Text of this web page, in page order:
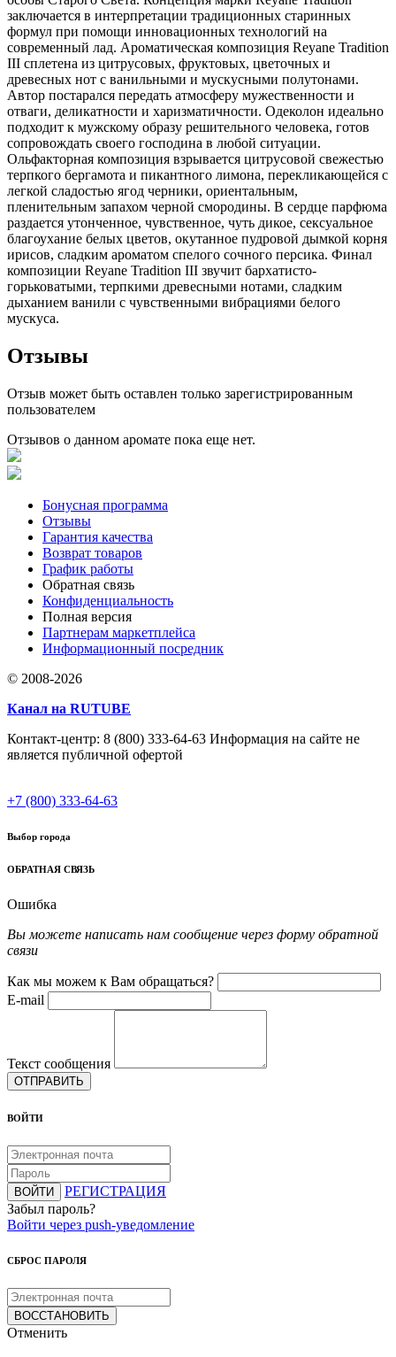
заключается в интерпретации традиционных старинных
формул при помощи инновационных технологий на
современный лад. Ароматическая композиция Reyane Tradition
III сплетена из цитрусовых, фруктовых, цветочных и
древесных нот с ванильными и мускусными полутонами.
Автор постарался передать атмосферу мужественности и
отваги, деликатности и харизматичности. Одеколон идеально
подходит к мужскому образу решительного человека, готов
сопровождать своего господина в любой ситуации.
Ольфакторная композиция взрывается цитрусовой свежестью
терпкого бергамота и пикантного лимона, перекликающейся с
легкой сладостью ягод черники, ориентальным,
пленительным запахом черной смородины. В сердце парфюма
раздается утонченное, чувственное, чуть дикое, сексуальное
благоухание белых цветов, окутанное пудровой дымкой корня
ирисов, сладким ароматом спелого сочного персика. Финал
композиции Reyane Tradition III звучит бархатисто-
горьковатыми, терпкими древесными нотами, сладким
дыханием ванили с чувственными вибрациями белого
мускуса.
Отзывы
Отзыв может быть оставлен только зарегистрированным
пользователем
Отзывов о данном аромате пока еще нет.
Бонусная программа
Отзывы
Гарантия качества
Возврат товаров
График работы
Обратная связь
Конфиденциальность
Полная версия
Партнерам маркетплейса
Информационный посредник
© 2008-2026
Канал на RUTUBE
Контакт-центр: 8 (800) 333-64-63 Информация на сайте не
является публичной офертой
+7 (800) 333-64-63
Выбор города
ОБРАТНАЯ СВЯЗЬ
Ошибка
Вы можете написать нам сообщение через форму обратной
связи
Как мы можем к Вам обращаться?
E-mail
Текст сообщения
ОТПРАВИТЬ
ВОЙТИ
ВОЙТИ
РЕГИСТРАЦИЯ
Забыл пароль?
Войти через push-уведомление
СБРОС ПАРОЛЯ
ВОССТАНОВИТЬ
Отменить